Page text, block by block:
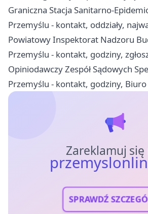
Graniczna Stacja Sanitarno-
Przemyślu - kontakt, oddziały,
Powiatowy Inspektorat Nadzoru
Przemyślu - kontakt, godziny,
Opiniodawczy Zespół Sądowych
Przemyślu - kontakt, godziny, Biuro
Zareklamuj się
SPRAWDŹ